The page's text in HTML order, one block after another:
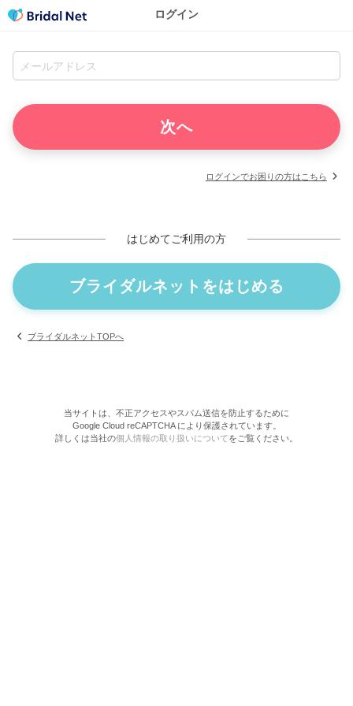
ログイン
ログインでお困りの方はこちら
はじめてご利用の方
ブライダルネットをはじめる
ブライダルネットTOPへ
当サイトは、不正アクセスやスパム送信を防止するために
Google Cloud reCAPTCHA により保護されています。
詳しくは当社の個人情報の取り扱いについてをご覧ください。